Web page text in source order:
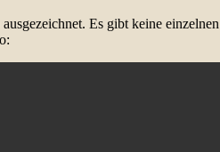
ausgezeichnet. Es gibt keine